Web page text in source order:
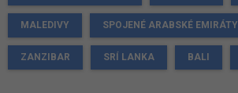
MALEDIVY SPOJENÉ ARABSKÉ EMIRÁTY
ZANZIBAR SRÍ LANKA BALI